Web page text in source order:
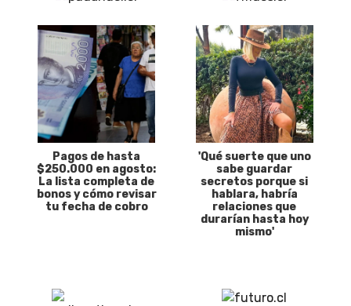
Pagos de hasta
$250.000 en agosto:
La lista completa de
bonos y cómo revisar
tu fecha de cobro
'Qué suerte que uno
sabe guardar
secretos porque si
hablara, habría
relaciones que
durarían hasta hoy
mismo'